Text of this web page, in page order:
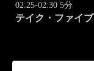
02:25-02:30 5分
テイク・ファイブ